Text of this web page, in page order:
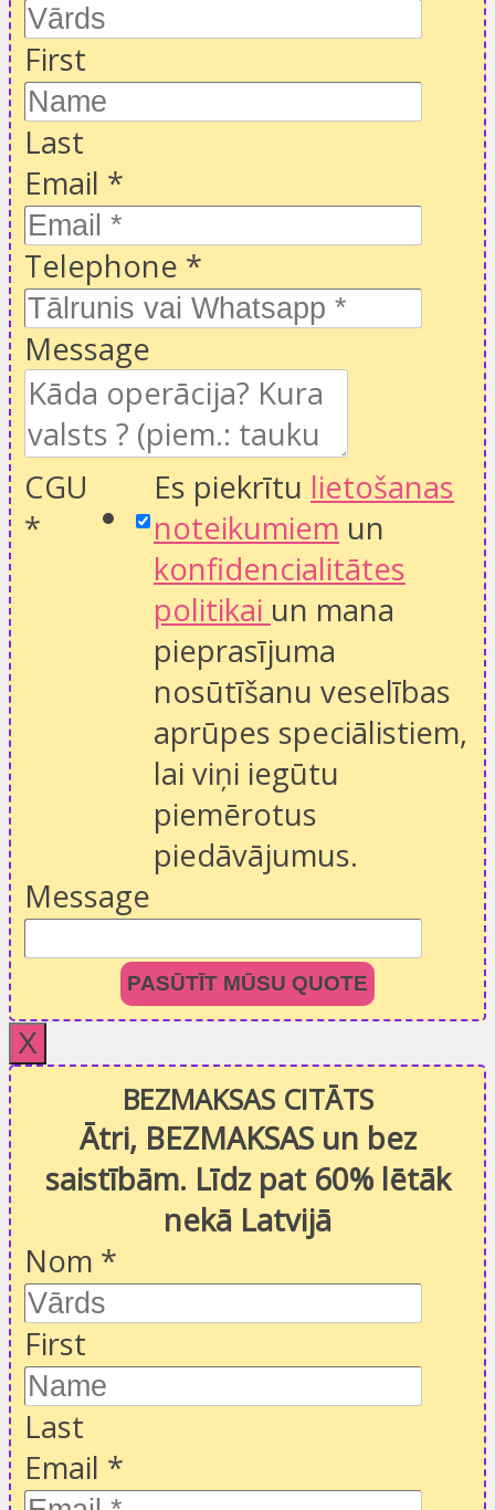
First
Last
Email *
Telephone *
Message
CGU
*
Es piekrītu lietošanas
noteikumiem un
konfidencialitātes
politikai un mana
pieprasījuma
nosūtīšanu veselības
aprūpes speciālistiem,
lai viņi iegūtu
piemērotus
piedāvājumus.
Message
PASŪTĪT MŪSU QUOTE
X
BEZMAKSAS CITĀTS
Ātri, BEZMAKSAS un bez
saistībām. Līdz pat 60% lētāk
nekā Latvijā
Nom *
First
Last
Email *